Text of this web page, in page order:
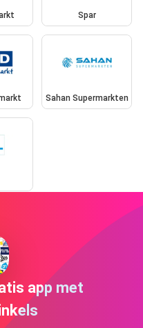
Spar
Sahan Supermarkten
app met